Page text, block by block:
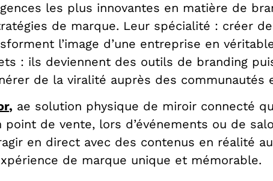
les plus innovantes en matière de
de marque. Leur spécialité : créer
l’image d’une entreprise en
: ils deviennent des outils de branding
de la viralité auprès des communautés
, ae solution physique de miroir connecté
de vente, lors d’événements ou de
en direct avec des contenus en réalité
de marque unique et mémorable.